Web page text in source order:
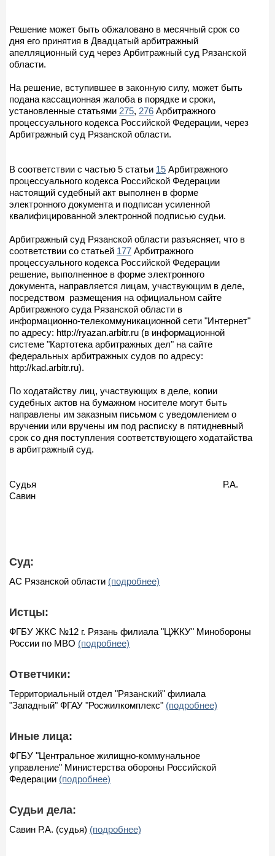
Решение может быть обжаловано в месячный срок со
дня его принятия в Двадцатый арбитражный
апелляционный суд через Арбитражный суд Рязанской
области.
На решение, вступившее в законную силу, может быть
подана кассационная жалоба в порядке и сроки,
установленные статьями 275, 276 Арбитражного
процессуального кодекса Российской Федерации, через
Арбитражный суд Рязанской области.
В соответствии с частью 5 статьи 15 Арбитражного
процессуального кодекса Российской Федерации
настоящий судебный акт выполнен в форме
электронного документа и подписан усиленной
квалифицированной электронной подписью судьи.
Арбитражный суд Рязанской области разъясняет, что в
соответствии со статьей 177 Арбитражного
процессуального кодекса Российской Федерации
решение, выполненное в форме электронного
документа, направляется лицам, участвующим в деле,
посредством размещения на официальном сайте
Арбитражного суда Рязанской области в
информационно-телекоммуникационной сети "Интернет"
по адресу: http://ryazan.arbitr.ru (в информационной
системе "Картотека арбитражных дел" на сайте
федеральных арбитражных судов по адресу:
http://kad.arbitr.ru).
По ходатайству лиц, участвующих в деле, копии
судебных актов на бумажном носителе могут быть
направлены им заказным письмом с уведомлением о
вручении или вручены им под расписку в пятидневный
срок со дня поступления соответствующего ходатайства
в арбитражный суд.
Судья Р.А.
Савин
Суд:
АС Рязанской области (подробнее)
Истцы:
ФГБУ ЖКС №12 г. Рязань филиала "ЦЖКУ" Минобороны
России по МВО (подробнее)
Ответчики:
Территориальный отдел "Рязанский" филиала
"Западный" ФГАУ "Росжилкомплекс" (подробнее)
Иные лица:
ФГБУ "Центральное жилищно-коммунальное
управление" Министерства обороны Российской
Федерации (подробнее)
Судьи дела:
Савин Р.А. (судья) (подробнее)